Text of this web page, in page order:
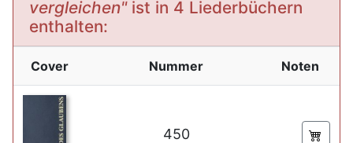
vergleichen"ist in 4 Liederbüchern
enthalten:
Cover Nummer Noten
450